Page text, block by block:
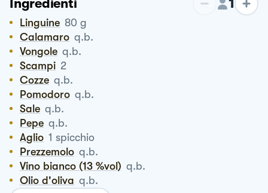
Ingredienti
Linguine 80 g
Calamaro q.b.
Vongole q.b.
Scampi 2
Cozze q.b.
Pomodoro q.b.
Sale q.b.
Pepe q.b.
Aglio 1 spicchio
Prezzemolo q.b.
Vino bianco (13 %vol) q.b.
Olio d'oliva q.b.